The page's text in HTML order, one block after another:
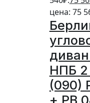
цена: 75
НПБ 2
(090)
+ PB